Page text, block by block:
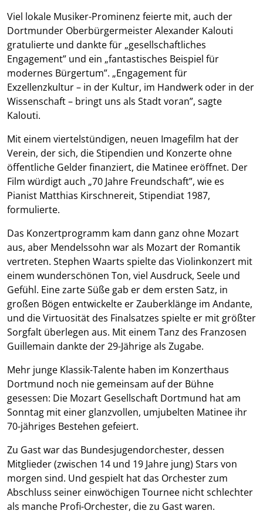
Viel lokale Musiker-Prominenz feierte mit, auch der
Dortmunder Oberbürgermeister Alexander Kalouti
gratulierte und dankte für „gesellschaftliches
Engagement” und ein „fantastisches Beispiel für
modernes Bürgertum”. „Engagement für
Exzellenzkultur – in der Kultur, im Handwerk oder in der
Wissenschaft – bringt uns als Stadt voran”, sagte
Kalouti.
Mit einem viertelstündigen, neuen Imagefilm hat der
Verein, der sich, die Stipendien und Konzerte ohne
öffentliche Gelder finanziert, die Matinee eröffnet. Der
Film würdigt auch „70 Jahre Freundschaft”, wie es
Pianist Matthias Kirschnereit, Stipendiat 1987,
formulierte.
Das Konzertprogramm kam dann ganz ohne Mozart
aus, aber Mendelssohn war als Mozart der Romantik
vertreten. Stephen Waarts spielte das Violinkonzert mit
einem wunderschönen Ton, viel Ausdruck, Seele und
Gefühl. Eine zarte Süße gab er dem ersten Satz, in
großen Bögen entwickelte er Zauberklänge im Andante,
und die Virtuosität des Finalsatzes spielte er mit größter
Sorgfalt überlegen aus. Mit einem Tanz des Franzosen
Guillemain dankte der 29-Jährige als Zugabe.
Mehr junge Klassik-Talente haben im Konzerthaus
Dortmund noch nie gemeinsam auf der Bühne
gesessen: Die Mozart Gesellschaft Dortmund hat am
Sonntag mit einer glanzvollen, umjubelten Matinee ihr
70-jähriges Bestehen gefeiert.
Zu Gast war das Bundesjugendorchester, dessen
Mitglieder (zwischen 14 und 19 Jahre jung) Stars von
morgen sind. Und gespielt hat das Orchester zum
Abschluss seiner einwöchigen Tournee nicht schlechter
als manche Profi-Orchester, die zu Gast waren.